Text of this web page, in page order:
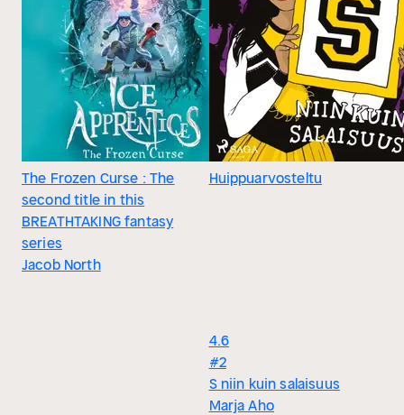
The Frozen Curse : The
second title in this
BREATHTAKING fantasy
series
Jacob North
Huippuarvosteltu
4.6
#2
S niin kuin salaisuus
Marja Aho